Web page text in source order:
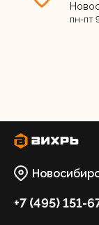
пн-пт
+7 (495) 151-